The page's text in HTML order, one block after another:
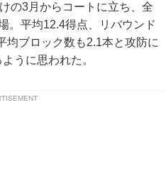
の3月からコートに立ち、全
。平均12.4得点、リバウンド
均ブロック数も2.1本と攻防に
うに思われた。